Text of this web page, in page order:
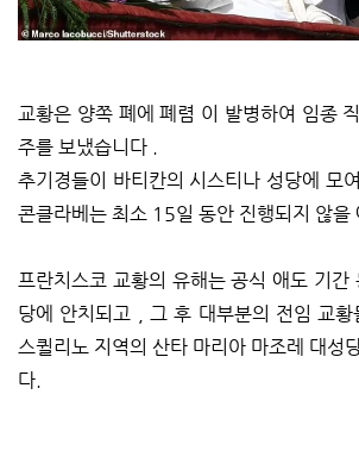
교황은 양쪽 폐에 폐렴 이 발병하여 임종
주를 보냈습니다 .
추기경들이 바티칸의 시스티나 성당에 모
콘클라베는 최소 15일 동안 진행되지 않을
프란치스코 교황의 유해는 공식 애도 기간
당에 안치되고 , 그 후 대부분의 전임 교황
스퀼리노 지역의 산타 마리아 마조레 대성
다.